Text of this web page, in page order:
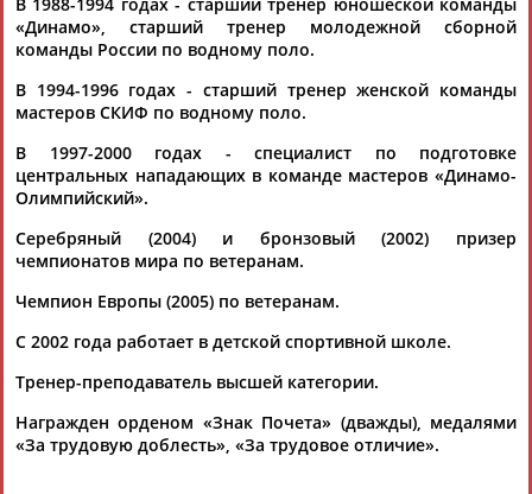
Рамазан
АБДУЛАЕВ
Тагир
АБДУЛАЕВ
Камиль
АБДУЛАЗИЗОВ
Загалав
Камалудин
АБДУЛДАУДОВ
Абдула
АБДУЛЖАЛИЛОВ
Магомед
Назир
24 персон из 13181
ЕЩЁ ПЕРСОНЫ
ТАБЛО АКТИВНОСТИ
«Динамо», старший тренер молодежной сборной
команды России по водному поло.
В 1994-1996 годах - старший тренер женской команды
мастеров СКИФ по водному поло.
В 1997-2000 годах - специалист по подготовке
центральных нападающих в команде мастеров «Динамо-
Олимпийский».
Серебряный (2004) и бронзовый (2002) призер
чемпионатов мира по ветеранам.
Чемпион Европы (2005) по ветеранам.
С 2002 года работает в детской спортивной школе.
Тренер-преподаватель высшей категории.
Награжден орденом «Знак Почета» (дважды), медалями
«За трудовую доблесть», «За трудовое отличие».